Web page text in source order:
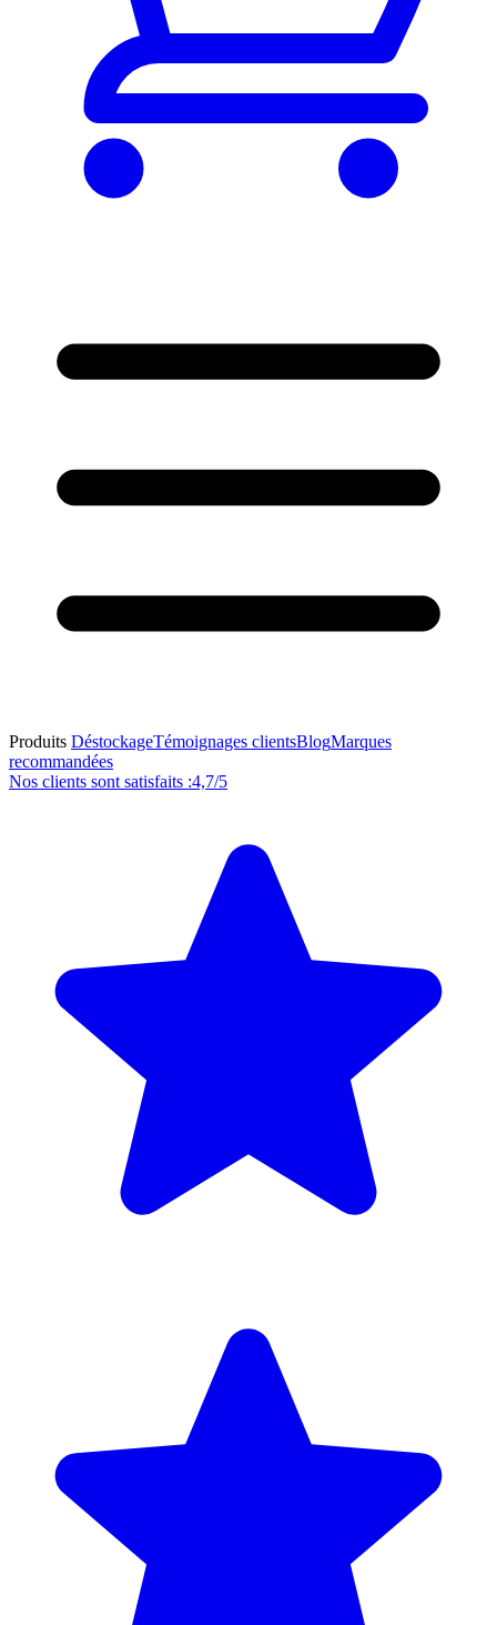
Produits DéstockageTémoignages clientsBlogMarques
recommandées
Nos clients sont satisfaits :4,7/5